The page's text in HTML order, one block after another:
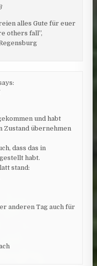
alles Gute für euer
others fall”,
und habt
Zustand übernehmen
dass das in
habt.
stand:
anderen Tag auch für